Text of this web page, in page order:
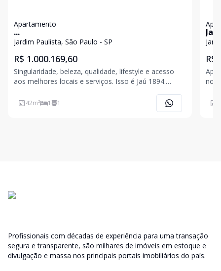
Apartamento
...
Jardim Paulista, São Paulo - SP
R$ 1.000.169,60
Singularidade, beleza, qualidade, lifestyle e acesso
aos melhores locais e serviços. Isso é Jaú 1894.
alteração sem aviso prévio.
42m² 1 1
R$
no
de
Profissionais com décadas de experiência para uma transação
segura e transparente, são milhares de imóveis em estoque e
divulgação e massa nos principais portais imobiliários do país.